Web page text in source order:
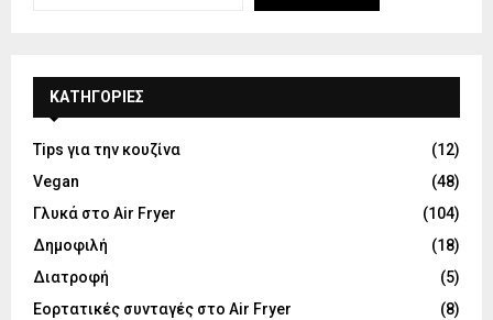
KΑΤΗΓΟΡΊΕΣ
Tips για την κουζίνα
(12)
Vegan
(48)
Γλυκά στο Air Fryer
(104)
Δημοφιλή
(18)
Διατροφή
(5)
Εορτατικές συνταγές στο Air Fryer
(8)